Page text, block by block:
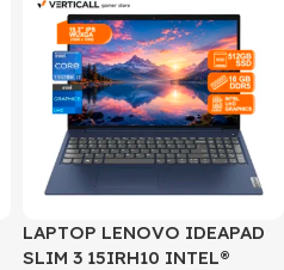
LAPTOP LENOVO IDEAPAD
SLIM 3 15IRH10 INTEL®